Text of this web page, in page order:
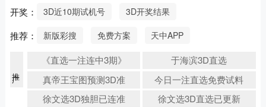
开奖： 3D近10期试机号 3D开奖结果
推荐： 新版彩搜 免费方案 天中APP
《直选一注连中3期》
于海滨3D直选
真帝王宝图预测3D准
今日一注直选免费试料
徐文选3D独胆已连准
徐文选3D直选已更新